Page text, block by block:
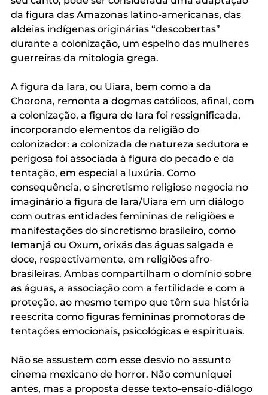
da figura das Amazonas latino-americanas, das
aldeias indígenas originárias “descobertas”
durante a colonização, um espelho das mulheres
guerreiras da mitologia grega.
A figura da Iara, ou Uiara, bem como a da
Chorona, remonta a dogmas católicos, afinal, com
a colonização, a figura de Iara foi ressignificada,
incorporando elementos da religião do
colonizador: a colonizada de natureza sedutora e
perigosa foi associada à figura do pecado e da
tentação, em especial a luxúria. Como
consequência, o sincretismo religioso negocia no
imaginário a figura de Iara/Uiara em um diálogo
com outras entidades femininas de religiões e
manifestações do sincretismo brasileiro, como
Iemanjá ou Oxum, orixás das águas salgada e
doce, respectivamente, em religiões afro-
brasileiras. Ambas compartilham o domínio sobre
as águas, a associação com a fertilidade e com a
proteção, ao mesmo tempo que têm sua história
reescrita como figuras femininas promotoras de
tentações emocionais, psicológicas e espirituais.
Não se assustem com esse desvio no assunto
cinema mexicano de horror. Não comuniquei
antes, mas a proposta desse texto-ensaio-diálogo